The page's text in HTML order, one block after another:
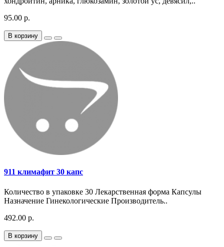
95.00 р.
В корзину
911 климафит 30 капс
Количество в упаковке 30 Лекарственная форма Капсулы
Назначение Гинекологические Производитель..
492.00 р.
В корзину